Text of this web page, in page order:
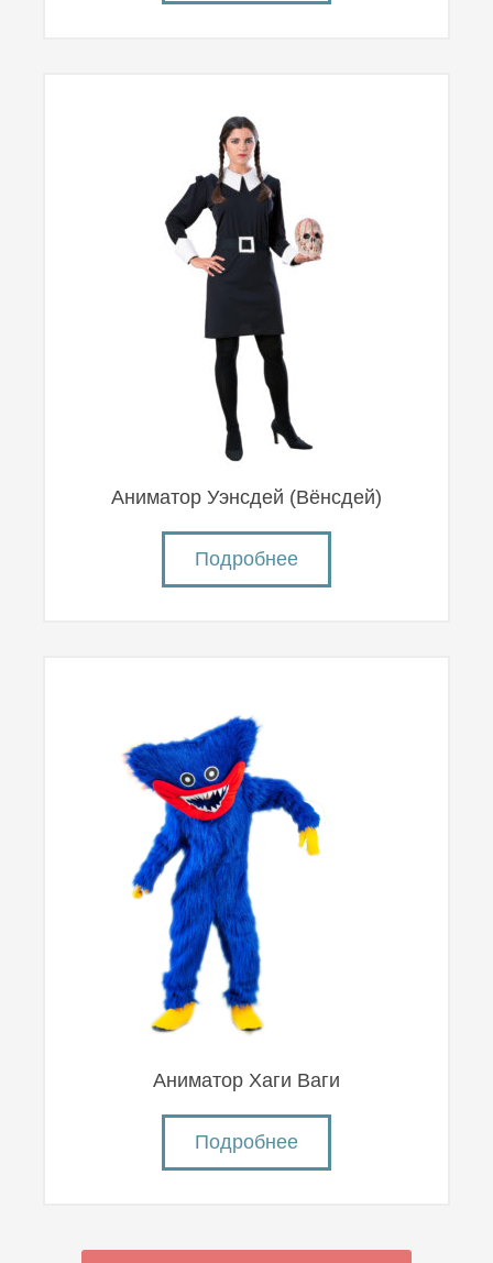
Аниматор Уэнсдей (Вëнсдей)
Подробнее
Аниматор Хаги Ваги
Подробнее